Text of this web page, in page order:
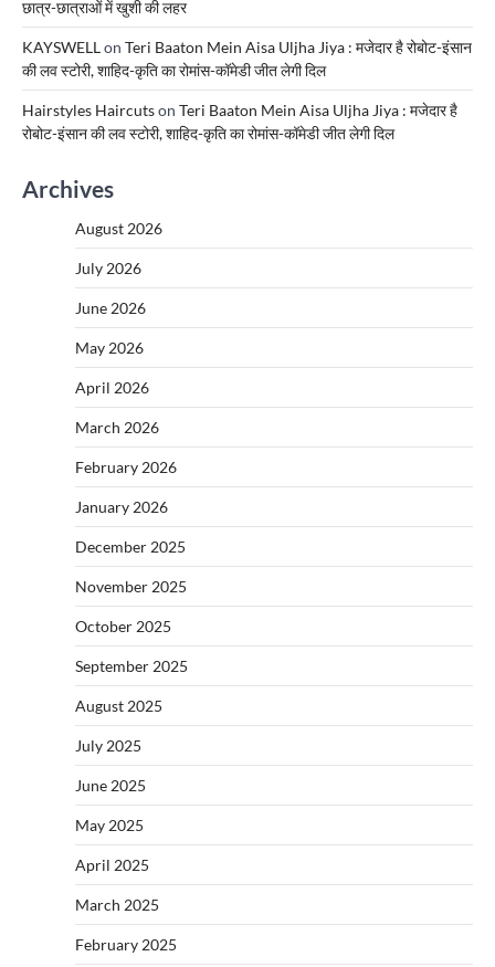
छात्र-छात्राओं में खुशी की लहर
KAYSWELLon Teri Baaton Mein Aisa Uljha Jiya : मजेदार है रोबोट-इंसान
की लव स्टोरी, शाहिद-कृति का रोमांस-कॉमेडी जीत लेगी दिल
Hairstyles Haircutson Teri Baaton Mein Aisa Uljha Jiya : मजेदार है
रोबोट-इंसान की लव स्टोरी, शाहिद-कृति का रोमांस-कॉमेडी जीत लेगी दिल
Archives
August 2026
July 2026
June 2026
May 2026
April 2026
March 2026
February 2026
January 2026
December 2025
November 2025
October 2025
September 2025
August 2025
July 2025
June 2025
May 2025
April 2025
March 2025
February 2025